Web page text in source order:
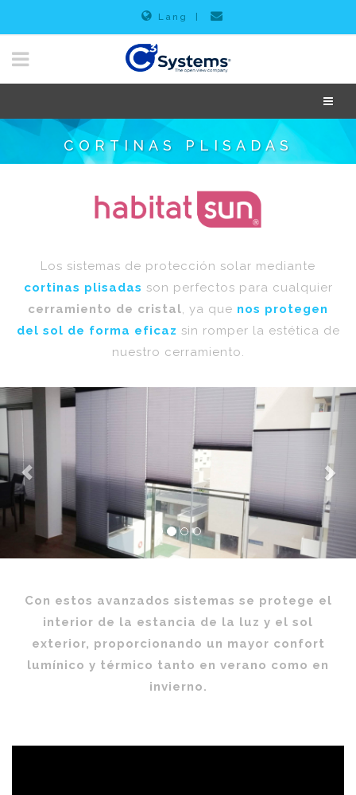
Lang
CORTINAS PLISADAS
Los sistemas de protección solar mediante
cortinas plisadas son perfectos para cualquier
cerramiento de cristal, ya que nos protegen
del sol de forma eficaz sin romper la estética de
nuestro cerramiento.
Previous
Con estos avanzados sistemas se protege el
interior de la estancia de la luz y el sol
exterior, proporcionando un mayor confort
lumínico y térmico tanto en verano como en
invierno.